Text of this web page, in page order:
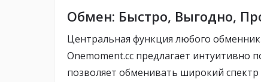
Обмен: Быстро, Выгодно,
Центральная функция любого
Onemoment.cc предлагает интуитивно
позволяет обменивать широкий